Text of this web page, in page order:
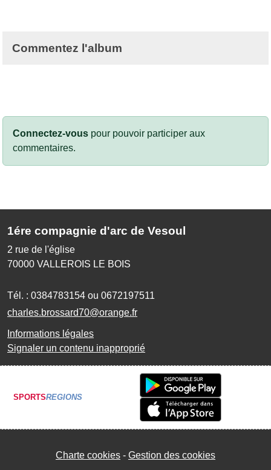
Commentez l'album
Connectez-vous pour pouvoir participer aux
commentaires.
1ére compagnie d'arc de Vesoul
2 rue de l'église
70000 VALLEROIS LE BOIS
Tél. : 0384783154 ou 0672197511
charles.brossard70@orange.fr
Informations légales
Signaler un contenu inapproprié
SPORTSREGIONS
Charte cookies Gestion des cookies